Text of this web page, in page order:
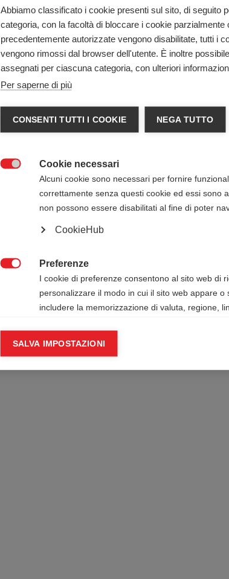
Abbiamo classificato i cookie presenti sul sito, di seguito
categoria, con la facoltà di bloccare i cookie
precedentemente autorizzate vengono disabilitate, tutti i
vengono rimossi dal browser dell'utente. È inoltre
assegnati per ciascuna categoria, con ulteriori
Per saperne di più
CONSENTI TUTTI I COOKIE NEGA TUTTO
Cookie necessari
Alcuni cookie sono necessari per fornire
correttamente senza questi cookie ed essi sono
non possono essere disabilitati al fine di poter
CookieHub
Preferenze
I cookie di preferenze consentono al sito web di
personalizzare il modo in cui il sito web appare
includere la memorizzazione di valuta, regione,
I cookie analitici ci aiutano a migliorare il nostro
SALVA IMPOSTAZIONI